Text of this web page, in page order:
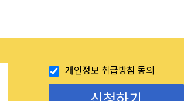
개인정보 취급방침 동의